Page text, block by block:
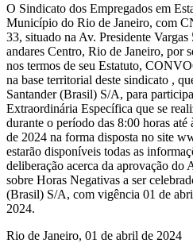
O Sindicato dos Empregados em
Município do Rio de Janeiro, com
33, situado na Av. Presidente Vargas
andares Centro, Rio de Janeiro, por
nos termos de seu Estatuto,
na base territorial deste sindicato ,
Santander (Brasil) S/A, para
Extraordinária Específica que se
durante o período das 8:00 horas
de 2024 na forma disposta no site
estarão disponíveis todas as
deliberação acerca da aprovação
sobre Horas Negativas a ser
(Brasil) S/A, com vigência 01 de
2024.
Rio de Janeiro, 01 de abril de 2024